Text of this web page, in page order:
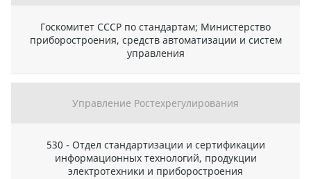
Госкомитет СССР по стандартам; Министерство
приборостроения, средств автоматизации и систем
управления
Управление Ростехрегулирования
530 - Отдел стандартизации и сертификации
информационных технологий, продукции
электротехники и приборостроения